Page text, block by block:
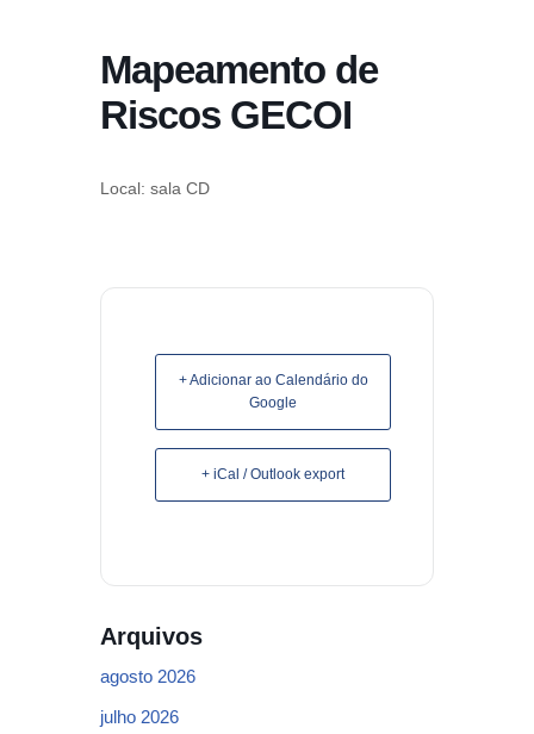
Mapeamento de
Riscos GECOI
Local: sala CD
+ Adicionar ao Calendário do
Google
+ iCal / Outlook export
Arquivos
agosto 2026
julho 2026